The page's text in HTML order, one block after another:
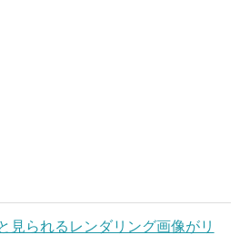
見られるレンダリング画像がリ